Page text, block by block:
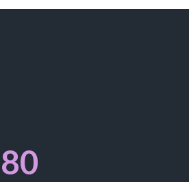
80